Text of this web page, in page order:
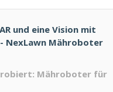
und eine Vision mit
NexLawn Mähroboter
Mähroboter für